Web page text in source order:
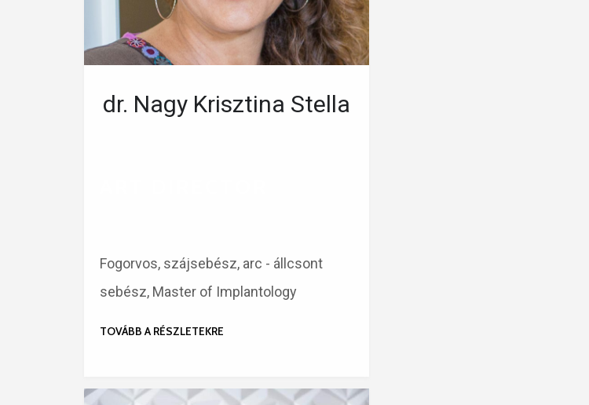
dr. Nagy Krisztina Stella
Fogorvos, szájsebész, arc - állcsont
sebész, Master of Implantology
TOVÁBB A RÉSZLETEKRE